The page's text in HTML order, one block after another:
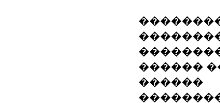
������
������